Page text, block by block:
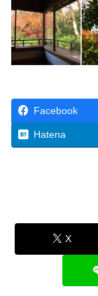
Facebook
Hatena
X